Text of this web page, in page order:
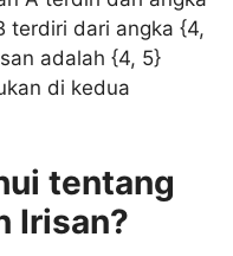
terdiri dari angka {4,
adalah {4, 5}
di kedua
tentang
Irisan?